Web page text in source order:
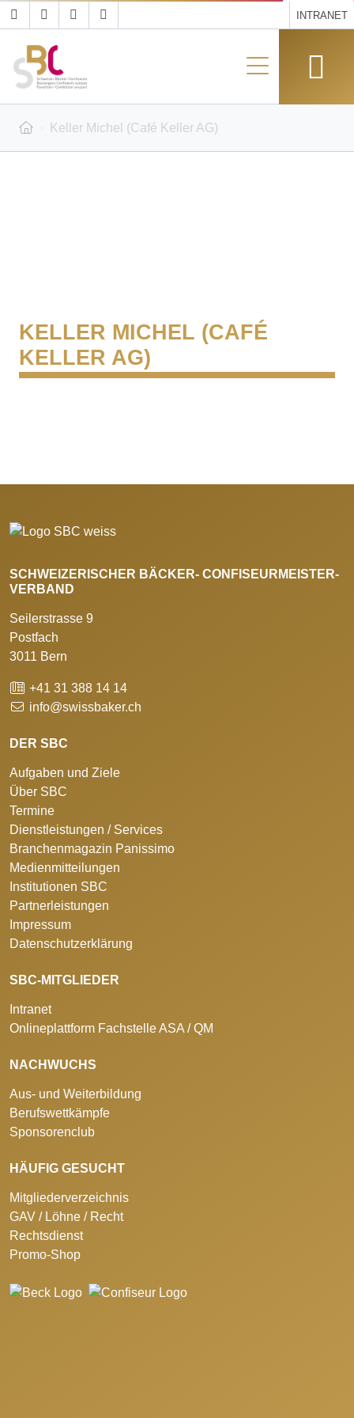
INTRANET
Keller Michel (Café Keller AG)
KELLER MICHEL (CAFÉ
KELLER AG)
SCHWEIZERISCHER BÄCKER- CONFISEURMEISTER-
VERBAND
Seilerstrasse 9
Postfach
3011 Bern
+41 31 388 14 14
info@swissbaker.ch
DER SBC
Aufgaben und Ziele
Über SBC
Termine
Dienstleistungen / Services
Branchenmagazin Panissimo
Medienmitteilungen
Institutionen SBC
Partnerleistungen
Impressum
Datenschutzerklärung
SBC-MITGLIEDER
Intranet
Onlineplattform Fachstelle ASA / QM
NACHWUCHS
Aus- und Weiterbildung
Berufswettkämpfe
Sponsorenclub
HÄUFIG GESUCHT
Mitgliederverzeichnis
GAV / Löhne / Recht
Rechtsdienst
Promo-Shop